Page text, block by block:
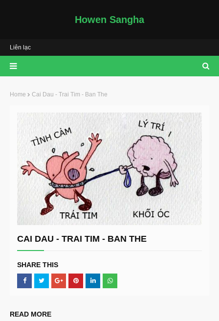
Howen Sangha
Liên lạc
Home Cai Dau - Trai Tim - Ban The
CAI DAU - TRAI TIM - BAN THE
SHARE THIS
READ MORE